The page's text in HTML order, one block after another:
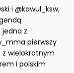
i @kawul_ksw,
z
pierwszy
z wielokrotnym
i polskim